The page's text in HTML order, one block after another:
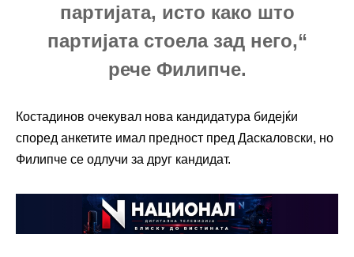
партијата, исто како што
партијата стоела зад него,“
рече Филипче.
Костадинов очекувал нова кандидатура бидејќи
според анкетите имал предност пред Даскаловски, но
Филипче се одлучи за друг кандидат.